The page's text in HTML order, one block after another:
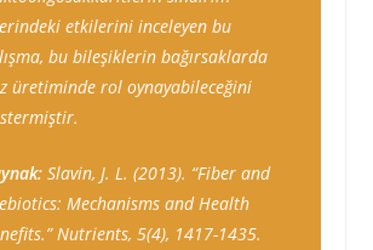
etkilerini inceleyen bu
bu bileşiklerin bağırsaklarda
üretiminde rol oynayabileceğini
Slavin, J. L. (2013). “Fiber and
Mechanisms and Health
Nutrients, 5(4), 1417-1435.